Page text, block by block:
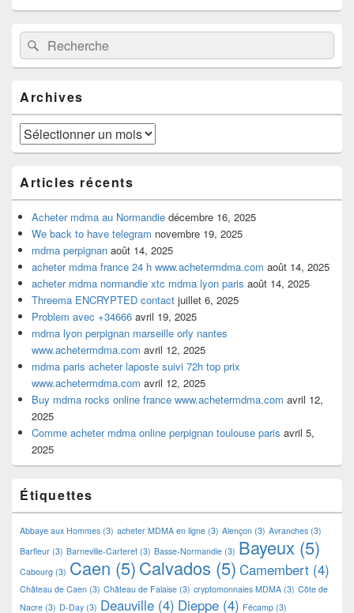
Zone
principale
de
widget
barre
latérale
Recherche :Rechercher
Archives
Archives
Articles récents
Acheter mdma au Normandie décembre 16, 2025
We back to have telegram novembre 19, 2025
mdma perpignan août 14, 2025
acheter mdma france 24 h www.achetermdma.com août 14, 2025
acheter mdma normandie xtc mdma lyon paris août 14, 2025
Threema ENCRYPTED contact juillet 6, 2025
Problem avec +34666 avril 19, 2025
mdma lyon perpignan marseille orly nantes
www.achetermdma.com avril 12, 2025
mdma paris acheter laposte suivi 72h top prix
www.achetermdma.com avril 12, 2025
Buy mdma rocks online france www.achetermdma.com avril 12,
2025
Comme acheter mdma online perpignan toulouse paris avril 5,
2025
Étiquettes
Abbaye aux Hommes (3) acheter MDMA en ligne (3) Alençon (3) Avranches (3)
Barfleur (3) Barneville-Carteret (3) Basse-Normandie (3) Bayeux (5)
Cabourg (3) Caen (5)Calvados (5) Camembert (4)
Château de Caen (3) Château de Falaise (3) cryptomonnaies MDMA (3) Côte de
Nacre (3) D-Day (3) Deauville (4) Dieppe (4) Fécamp (3)